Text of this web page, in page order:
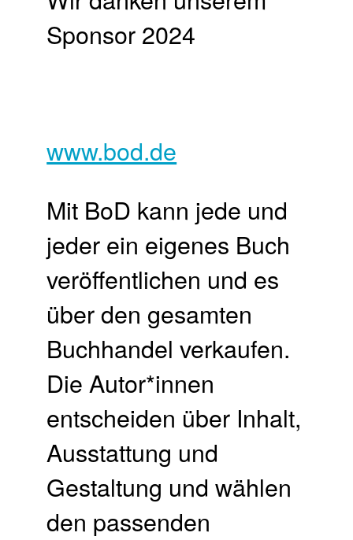
www.bod.de
Mit BoD kann jede und
jeder ein eigenes Buch
veröffentlichen und es
über den gesamten
Buchhandel verkaufen.​
Die Autor*innen
entscheiden über Inhalt,
Ausstattung und
Gestaltung und wählen
den passenden